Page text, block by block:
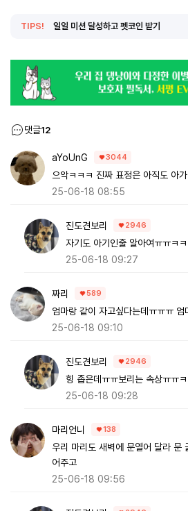
TIPS! 일일 미션 달성하고 펫코인 받기
댓글12
aYoUnG 3044
으악ㅋㅋㅋ 진짜 표정은 아직도 아
25-06-18 08:55
진도견보리 2946
자기도 아기인줄 알아여ㅠㅠㅋㅋ
25-06-18 09:27
짜리 589
엄마랑 같이 자고싶다는데ㅠㅠㅠ
25-06-18 09:10
진도견보리 2946
힝 좁은데ㅠㅠ보리는 속상ㅠㅠㅋ
25-06-18 09:28
마리언니 138
우리 마리도 새벽에 문열어 달라 문
어주고
25-06-18 09:56